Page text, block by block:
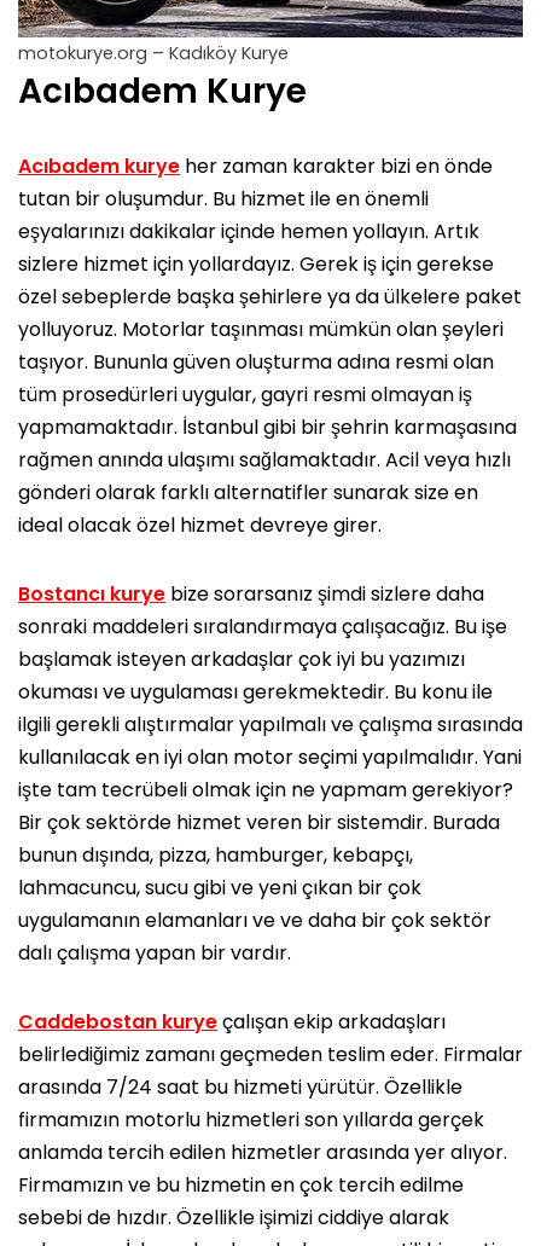
motokurye.org – Kadıköy Kurye
Acıbadem Kurye
Acıbadem kurye her zaman karakter bizi en önde
tutan bir oluşumdur. Bu hizmet ile en önemli
eşyalarınızı dakikalar içinde hemen yollayın. Artık
sizlere hizmet için yollardayız. Gerek iş için gerekse
özel sebeplerde başka şehirlere ya da ülkelere paket
yolluyoruz. Motorlar taşınması mümkün olan şeyleri
taşıyor. Bununla güven oluşturma adına resmi olan
tüm prosedürleri uygular, gayri resmi olmayan iş
yapmamaktadır. İstanbul gibi bir şehrin karmaşasına
rağmen anında ulaşımı sağlamaktadır. Acil veya hızlı
gönderi olarak farklı alternatifler sunarak size en
ideal olacak özel hizmet devreye girer.
Bostancı kurye bize sorarsanız şimdi sizlere daha
sonraki maddeleri sıralandırmaya çalışacağız. Bu işe
başlamak isteyen arkadaşlar çok iyi bu yazımızı
okuması ve uygulaması gerekmektedir. Bu konu ile
ilgili gerekli alıştırmalar yapılmalı ve çalışma sırasında
kullanılacak en iyi olan motor seçimi yapılmalıdır. Yani
işte tam tecrübeli olmak için ne yapmam gerekiyor?
Bir çok sektörde hizmet veren bir sistemdir. Burada
bunun dışında, pizza, hamburger, kebapçı,
lahmacuncu, sucu gibi ve yeni çıkan bir çok
uygulamanın elamanları ve ve daha bir çok sektör
dalı çalışma yapan bir vardır.
Caddebostan kuryeçalışan ekip arkadaşları
belirlediğimiz zamanı geçmeden teslim eder. Firmalar
arasında 7/24 saat bu hizmeti yürütür. Özellikle
firmamızın motorlu hizmetleri son yıllarda gerçek
anlamda tercih edilen hizmetler arasında yer alıyor.
Firmamızın ve bu hizmetin en çok tercih edilme
sebebi de hızdır. Özellikle işimizi ciddiye alarak